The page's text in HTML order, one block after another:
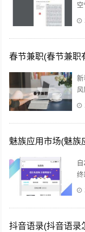
春节兼职(春节兼职
新
魅族应用市场(魅族
终
抖音语录(抖音语录